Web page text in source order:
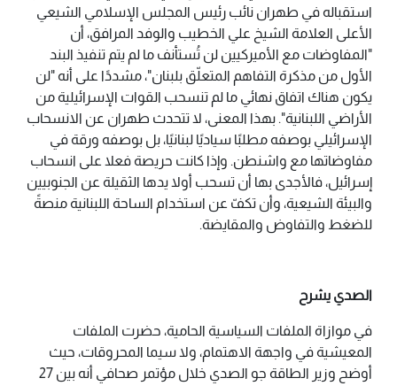
استقباله في طهران نائب رئيس المجلس الإسلامي الشيعي
الأعلى العلامة الشيخ علي الخطيب والوفد المرافق، أن
"المفاوضات مع الأميركيين لن تُستأنف ما لم يتم تنفيذ البند
الأول من مذكرة التفاهم المتعلّق بلبنان"، مشددًا على أنه "لن
يكون هناك اتفاق نهائي ما لم تنسحب القوات الإسرائيلية من
الأراضي اللبنانية". بهذا المعنى، لا تتحدث طهران عن الانسحاب
الإسرائيلي بوصفه مطلبًا سياديًا لبنانيًا، بل بوصفه ورقة في
مفاوضاتها مع واشنطن. وإذا كانت حريصة فعلا على انسحاب
إسرائيل، فالأجدى بها أن تسحب أولا يدها الثقيلة عن الجنوبيين
والبيئة الشيعية، وأن تكفّ عن استخدام الساحة اللبنانية منصةً
للضغط والتفاوض والمقايضة.
الصدي يشرح
في موازاة الملفات السياسية الحامية، حضرت الملفات
المعيشية في واجهة الاهتمام، ولا سيما المحروقات، حيث
أوضح وزير الطاقة جو الصدي خلال مؤتمر صحافي أنه بين 27